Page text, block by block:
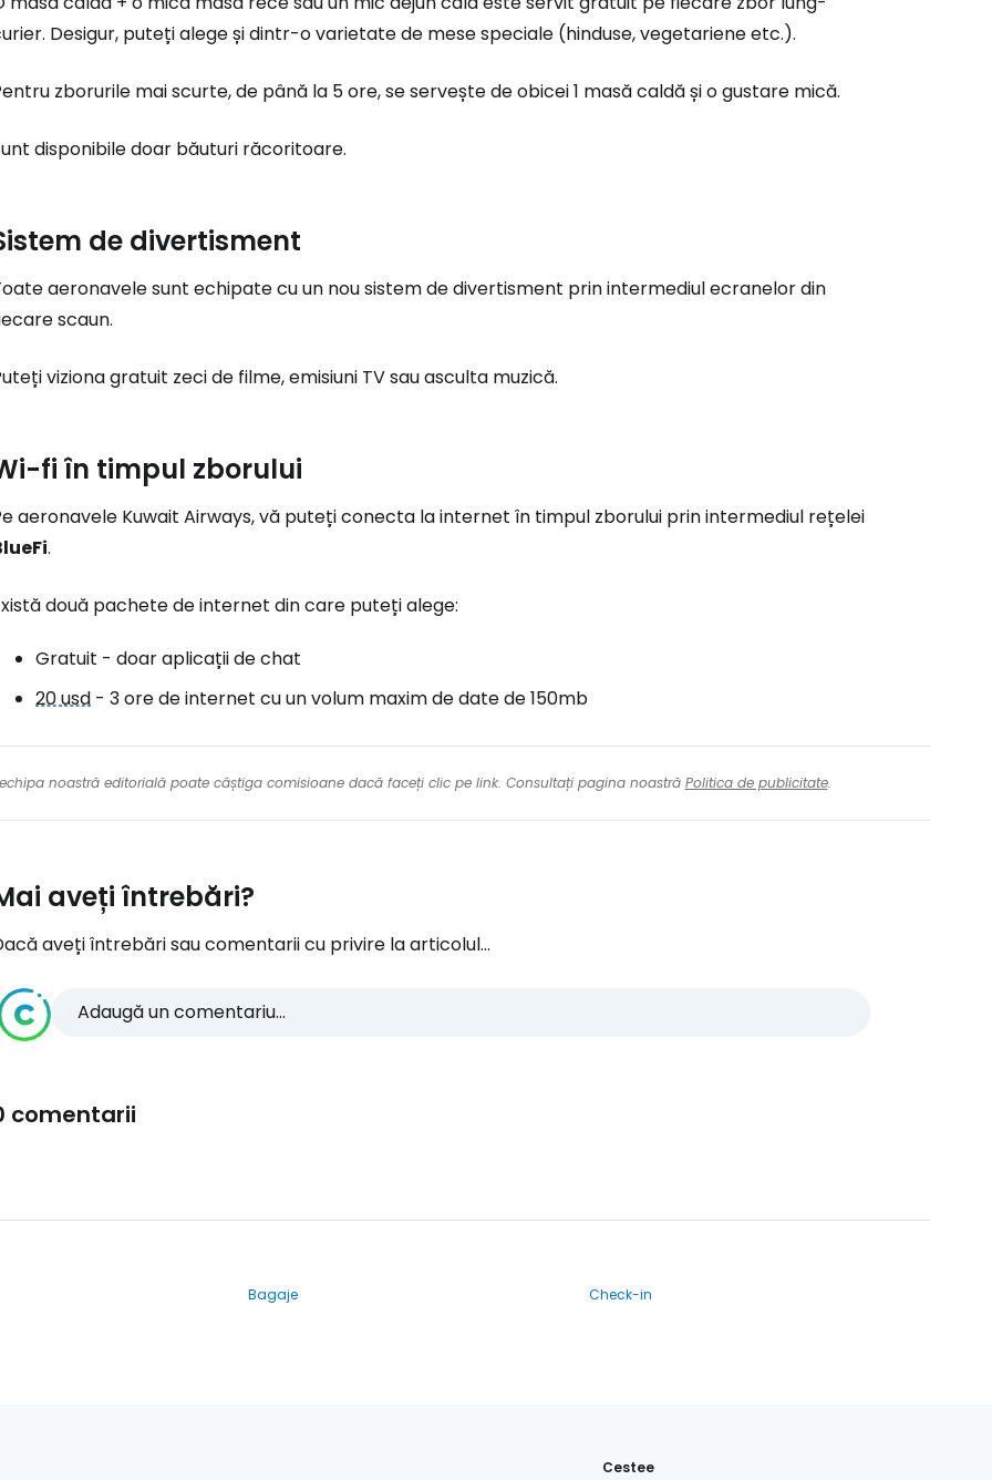
Desigur, puteți alege și dintr-o varietate de mese speciale (hinduse, vegetariene etc.).
zborurile mai scurte, de până la 5 ore, se servește de obicei 1 masă caldă și o gustare mică.
disponibile doar băuturi răcoritoare.
de divertisment
aeronavele sunt echipate cu un nou sistem de divertisment prin intermediul ecranelor din
scaun.
viziona gratuit zeci de filme, emisiuni TV sau asculta muzică.
fi în timpul zborului
aeronavele Kuwait Airways, vă puteți conecta la internet în timpul zborului prin intermediul rețelei
.
două pachete de internet din care puteți alege:
Gratuit - doar aplicații de chat
20 usd - 3 ore de internet cu un volum maxim de date de 150mb
noastră editorială poate câștiga comisioane dacă faceți clic pe link. Consultați pagina noastră Politica de publicitate.
aveți întrebări?
aveți întrebări sau comentarii cu privire la articolul...
Adaugă un comentariu...
comentarii
Bagaje Check-in
Cestee
Conectați-vă la Cestee
... comunitatea mondială a călătorilor